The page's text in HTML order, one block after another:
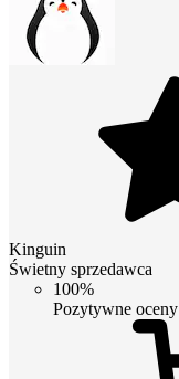
Kinguin
Świetny sprzedawca
100%
Pozytywne oceny